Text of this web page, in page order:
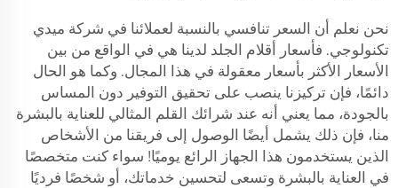
نحن نعلم أن السعر تنافسي بالنسبة لعملائنا في شركة ميدي
تكنولوجي. فأسعار أقلام الجلد لدينا هي في الواقع من بين
الأسعار الأكثر بأسعار معقولة في هذا المجال. وكما هو الحال
دائمًا، فإن تركيزنا ينصب على تحقيق التوفير دون المساس
بالجودة، مما يعني أنه عند شرائك القلم المثالي للعناية بالبشرة
منا، فإن ذلك يشمل أيضًا الوصول إلى فريقنا من الأشخاص
الذين يستخدمون هذا الجهاز الرائع يوميًا! سواء كنت متخصصًا
في العناية بالبشرة وتسعى لتحسين خدماتك، أو شخصًا فرديًا